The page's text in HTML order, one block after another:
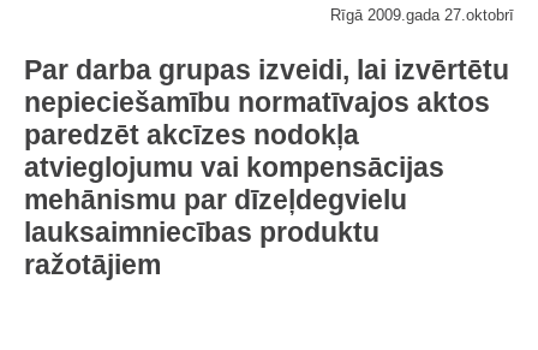
Rīgā 2009.gada 27.oktobrī
Par darba grupas izveidi, lai izvērtētu
nepieciešamību normatīvajos aktos
paredzēt akcīzes nodokļa
atvieglojumu vai kompensācijas
mehānismu par dīzeļdegvielu
lauksaimniecības produktu
ražotājiem